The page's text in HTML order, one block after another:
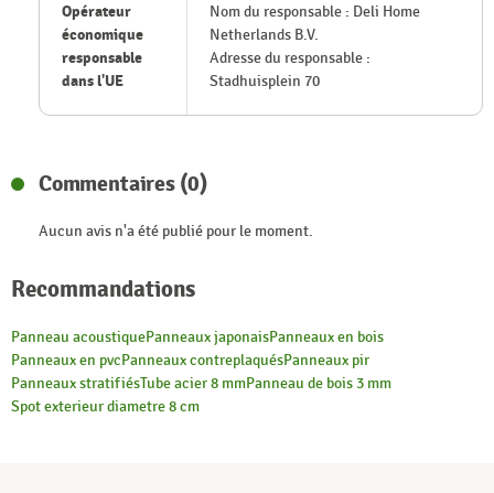
Opérateur
économique
responsable
dans l'UE
Nom du responsable : Deli Home
Netherlands B.V.
Adresse du responsable :
Stadhuisplein 70
Commentaires (0)
Aucun avis n'a été publié pour le moment.
Recommandations
Panneau acoustiquePanneaux japonaisPanneaux en bois
Panneaux en pvcPanneaux contreplaquésPanneaux pir
Panneaux stratifiésTube acier 8 mmPanneau de bois 3 mm
Spot exterieur diametre 8 cm